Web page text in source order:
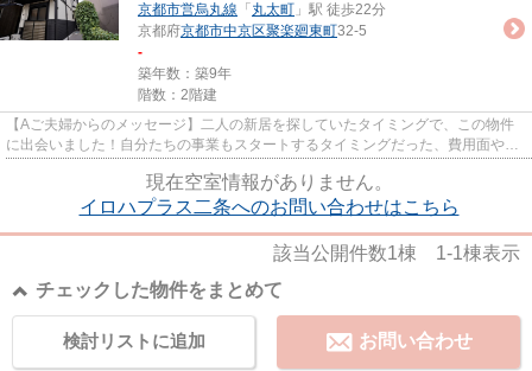
京都市営烏丸線 「 丸太町 」駅 徒歩22分
京都府京都市中京区聚楽廻東町32-5
-
築年数：築9年
階数：2階建
【Aご夫婦からのメッセージ】二人の新居を探していたタイミングで、この物件
に出会いました！自分たちの事業もスタートするタイミングだった、費用面や無
現在空室情報がありません。
イロハプラス二条へのお問い合わせはこちら
該当公開件数1棟 1-1棟表示
チェックした物件をまとめて
お問い合わせ
検討リストに追加